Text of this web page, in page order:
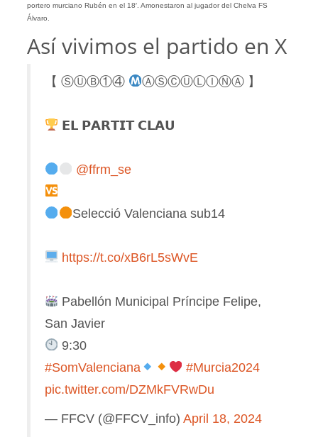
portero murciano Rubén en el 18′. Amonestaron al jugador del Chelva FS
Álvaro.
Así vivimos el partido en X
【 ⓈⓊⒷ①④ ⒶⓈⒸⓊⓁⒾⓃⒶ 】
𝗘𝗟 𝗣𝗔𝗥𝗧𝗜𝗧 𝗖𝗟𝗔𝗨
@ffrm_se
Selecció Valenciana sub14
https://t.co/xB6rL5sWvE
Pabellón Municipal Príncipe Felipe,
San Javier
9:30
#SomValenciana
#Murcia2024
pic.twitter.com/DZMkFVRwDu
— FFCV (@FFCV_info) April 18, 2024